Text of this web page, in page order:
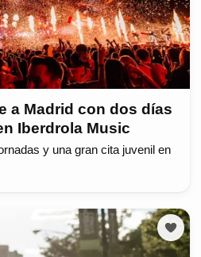
a Madrid con dos días
Iberdrola Music
y una gran cita juvenil en